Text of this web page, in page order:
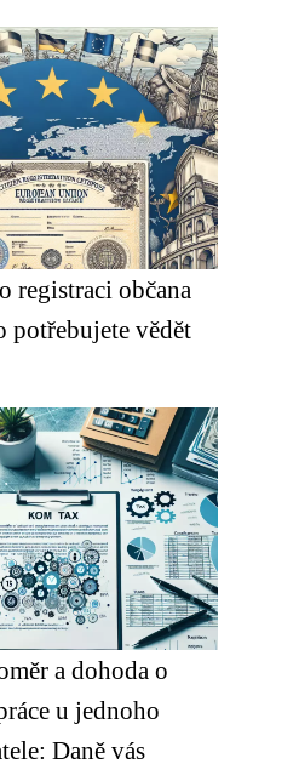
registraci občana
potřebujete vědět
a dohoda o
u jednoho
Daně vás